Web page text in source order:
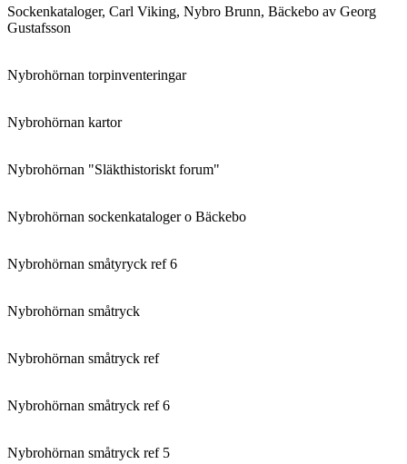
Sockenkataloger, Carl Viking, Nybro Brunn, Bäckebo av Georg
Gustafsson
Nybrohörnan torpinventeringar
Nybrohörnan kartor
Nybrohörnan "Släkthistoriskt forum"
Nybrohörnan sockenkataloger o Bäckebo
Nybrohörnan småtyryck ref 6
Nybrohörnan småtryck
Nybrohörnan småtryck ref
Nybrohörnan småtryck ref 6
Nybrohörnan småtryck ref 5